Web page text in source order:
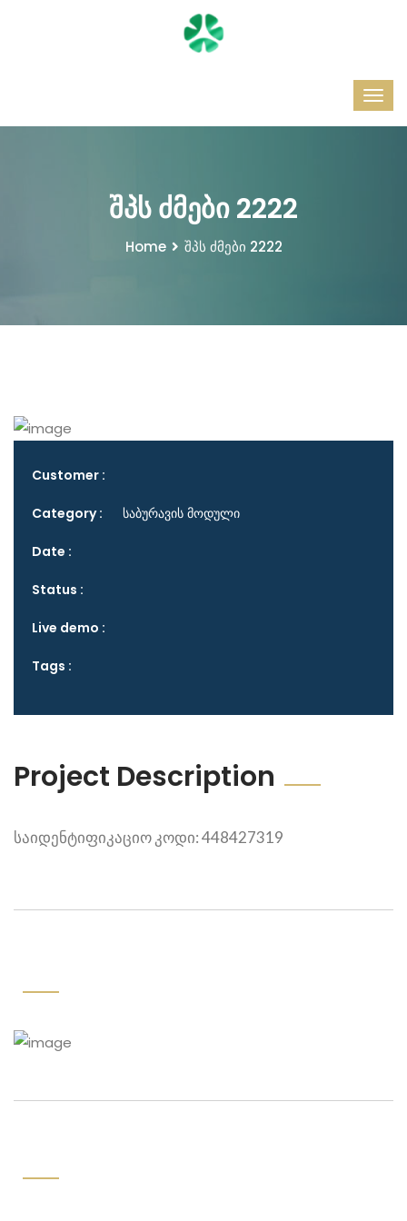
შპს ძმები 2222
Home შპს ძმები 2222
Customer :
Category : საბურავის მოდული
Date :
Status :
Live demo :
Tags :
Project Description
საიდენტიფიკაციო კოდი: 448427319